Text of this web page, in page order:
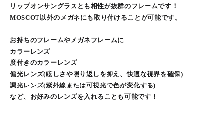
リップオンサングラスとも相性が抜群のフレームです！
MOSCOT以外のメガネにも取り付けることが可能です。
お持ちのフレームやメガネフレームに
カラーレンズ
度付きのカラーレンズ
偏光レンズ(眩しさや照り返しを抑え、快適な視界を確保)
調光レンズ(紫外線または可視光で色が変化する)
など、お好みのレンズを入れることも可能です！